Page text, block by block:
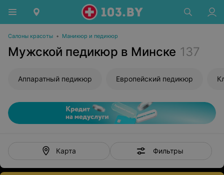
Салоны красоты • Маникюр и педикюр
Мужской педикюр в Минске 137
Аппаратный педикюр Европейский педикюр
Карта Фильтры